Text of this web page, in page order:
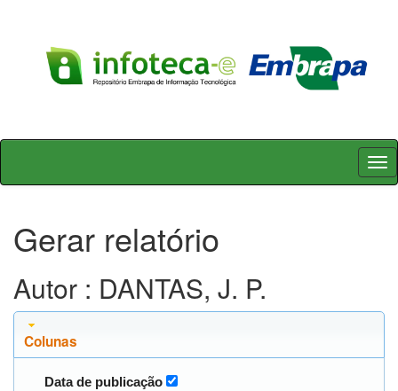
Skip
Gerar relatório
Autor : DANTAS, J. P.
Colunas
Data de publicação